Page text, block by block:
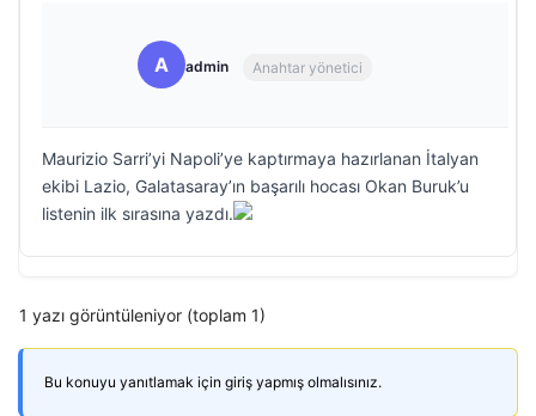
A admin Anahtar yönetici
Maurizio Sarri’yi Napoli’ye kaptırmaya hazırlanan İtalyan
ekibi Lazio, Galatasaray’ın başarılı hocası Okan Buruk’u
listenin ilk sırasına yazdı.
1 yazı görüntüleniyor (toplam 1)
Bu konuyu yanıtlamak için giriş yapmış olmalısınız.